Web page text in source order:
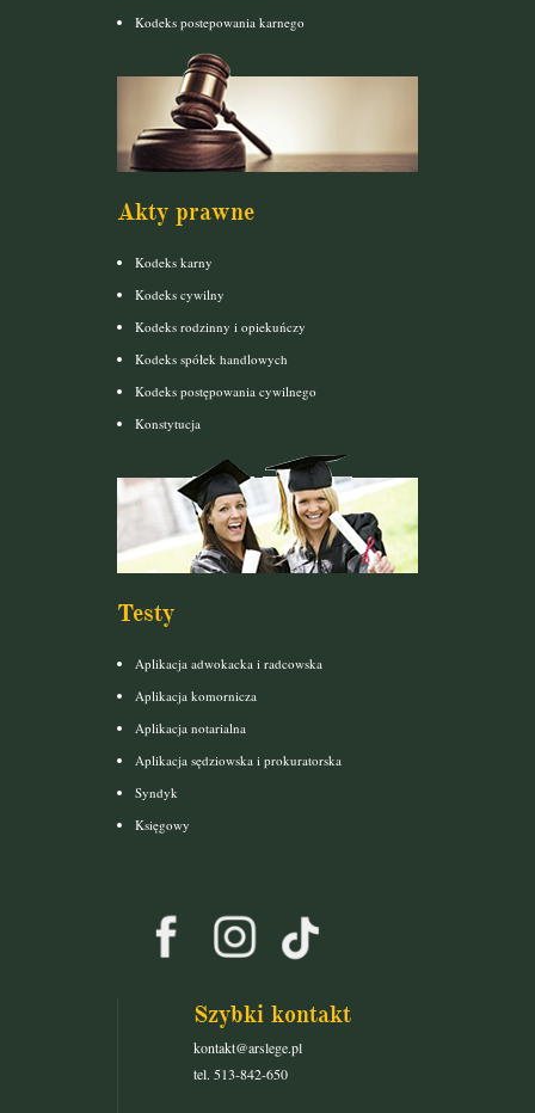
Kodeks postepowania karnego
Akty prawne
Kodeks karny
Kodeks cywilny
Kodeks rodzinny i opiekuńczy
Kodeks spółek handlowych
Kodeks postępowania cywilnego
Konstytucja
Testy
Aplikacja adwokacka i radcowska
Aplikacja komornicza
Aplikacja notarialna
Aplikacja sędziowska i prokuratorska
Syndyk
Księgowy
Szybki kontakt
kontakt@arslege.pl
tel. 513-842-650